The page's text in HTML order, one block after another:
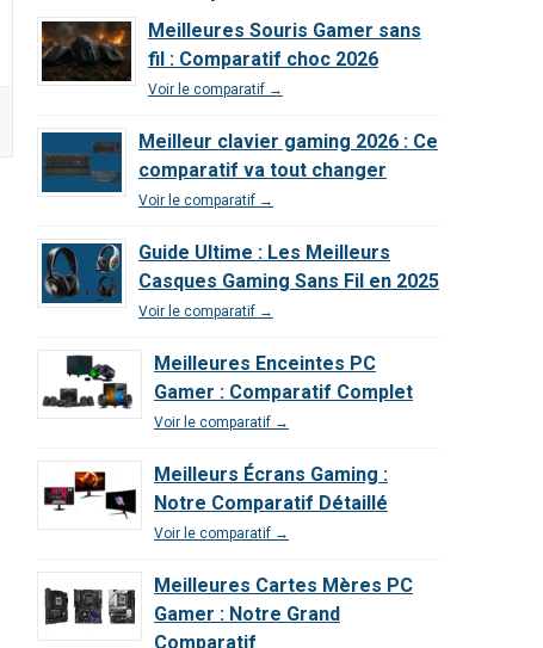
Avis 2026
rapport
qualité/prix
de 2026 ?
Meilleures Souris Gamer sans
fil : Comparatif choc 2026
Voir le comparatif →
Meilleur clavier gaming 2026 : Ce
comparatif va tout changer
Voir le comparatif →
Guide Ultime : Les Meilleurs
Casques Gaming Sans Fil en 2025
Voir le comparatif →
Meilleures Enceintes PC
Gamer : Comparatif Complet
Voir le comparatif →
Meilleurs Écrans Gaming :
Notre Comparatif Détaillé
Voir le comparatif →
Meilleures Cartes Mères PC
Gamer : Notre Grand
Comparatif